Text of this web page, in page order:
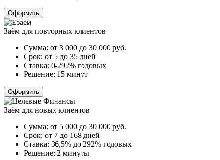
Оформить
Заём для повторных клиентов
Сумма: от 3 000 до 30 000 руб.
Срок: от 5 до 35 дней
Ставка: 0-292% годовых
Решение: 15 минут
Оформить
Заём для новых клиентов
Сумма: от 5 000 до 30 000 руб.
Срок: от 7 до 168 дней
Ставка: 36,5% до 292% годовых
Решение: 2 минуты